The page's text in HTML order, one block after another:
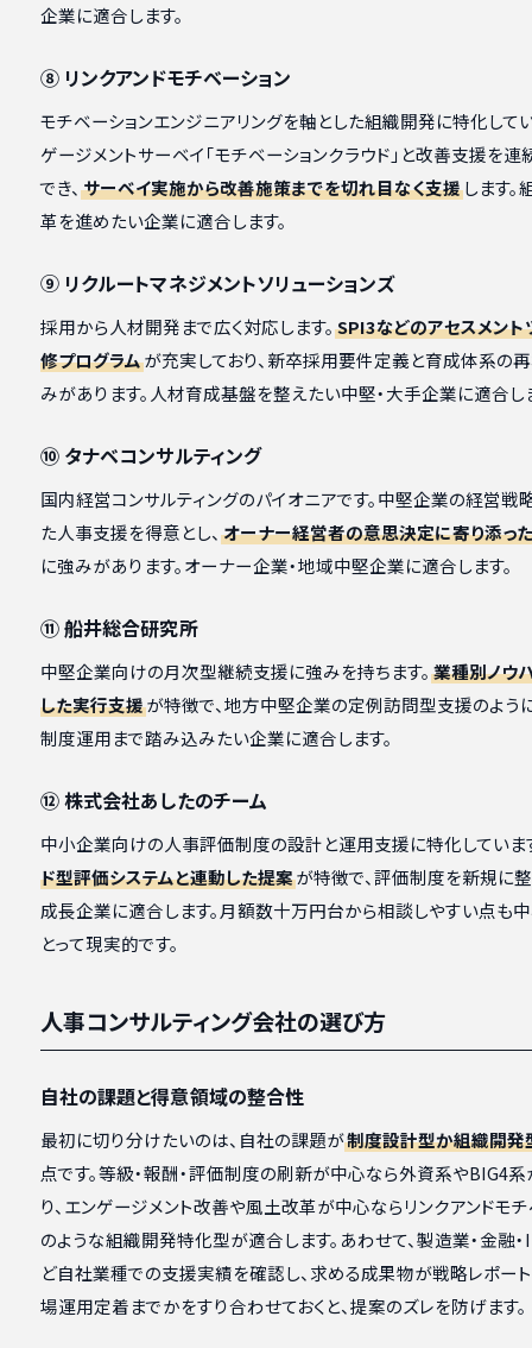
企業に適合します。
⑧ リンクアンドモチベーション
モチベーションエンジニアリングを軸とした組織開発に特化して
ゲージメントサーベイ「モチベーションクラウド」と改善支援を
でき、 サーベイ実施から改善施策までを切れ目なく支援します
革を進めたい企業に適合します。
⑨ リクルートマネジメントソリューションズ
採用から人材開発まで広く対応します。 SPI3などのアセスメント
修プログラムが充実しており、新卒採用要件定義と育成体系の
みがあります。人材育成基盤を整えたい中堅・大手企業に適合し
⑩ タナベコンサルティング
国内経営コンサルティングのパイオニアです。中堅企業の経営戦
た人事支援を得意とし、 オーナー経営者の意思決定に寄り添っ
に強みがあります。オーナー企業・地域中堅企業に適合します。
⑪ 船井総合研究所
中堅企業向けの月次型継続支援に強みを持ちます。 業種別ノウ
した実行支援が特徴で、地方中堅企業の定例訪問型支援のよう
制度運用まで踏み込みたい企業に適合します。
⑫ 株式会社あしたのチーム
中小企業向けの人事評価制度の設計と運用支援に特化していま
ド型評価システムと連動した提案が特徴で、評価制度を新規に
成長企業に適合します。月額数十万円台から相談しやすい点も
とって現実的です。
人事コンサルティング会社の選び方
自社の課題と得意領域の整合性
最初に切り分けたいのは、自社の課題が制度設計型か組織開発
点です。等級・報酬・評価制度の刷新が中心なら外資系やBIG4
り、エンゲージメント改善や風土改革が中心ならリンクアンドモ
のような組織開発特化型が適合します。あわせて、製造業・金融
ど自社業種での支援実績を確認し、求める成果物が戦略レポー
場運用定着までかをすり合わせておくと、提案のズレを防げます。